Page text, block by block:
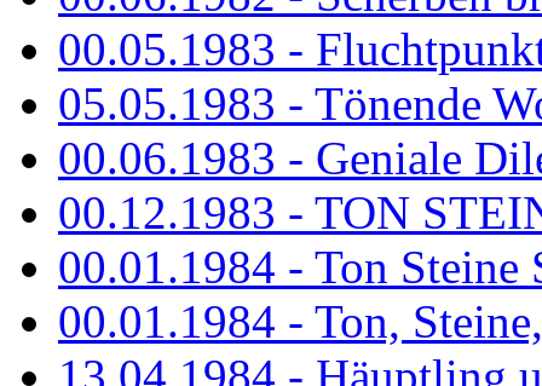
00.05.1983 -
05.05.1983 - Tönende
00.06.1983 - Geniale
00.12.1983 - TON
00.01.1984 - Ton Steine
00.01.1984 - Ton,
13.04.1984 - Häuptling